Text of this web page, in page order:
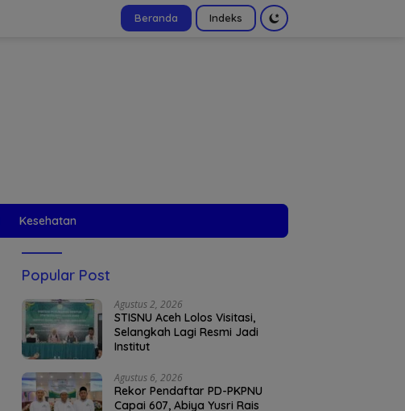
Beranda Indeks
Kesehatan
Popular Post
Agustus 2, 2026
STISNU Aceh Lolos Visitasi,
Selangkah Lagi Resmi Jadi
Institut
Agustus 6, 2026
Rekor Pendaftar PD-PKPNU
Capai 607, Abiya Yusri Rais